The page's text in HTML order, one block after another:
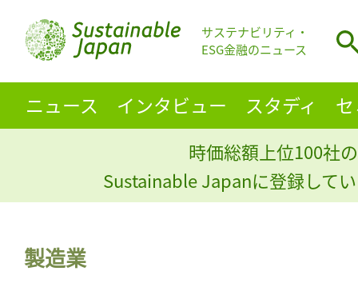
サステナビリティ・
ESG金融のニュース
ニュース インタビュー スタディ
時価総額上位100社
Sustainable Japanに登録して
製造業